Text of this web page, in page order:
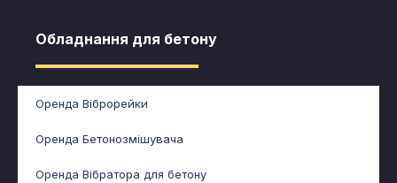
Обладнання для бетону​
Оренда Віброрейки
Оренда Бетонозмішувача
Оренда Вібратора для бетону